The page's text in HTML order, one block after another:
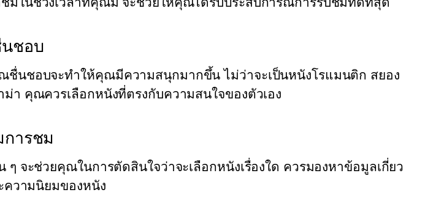
ชอบ
ชื่นชอบจะทำให้คุณมีความสนุกมากขึ้น ไม่ว่าจะเป็นหนังโรแมนติก สยอง
า คุณควรเลือกหนังที่ตรงกับความสนใจของตัวเอง
ารชม
จะช่วยคุณในการตัดสินใจว่าจะเลือกหนังเรื่องใด ควรมองหาข้อมูลเกี่ยว
ความนิยมของหนัง